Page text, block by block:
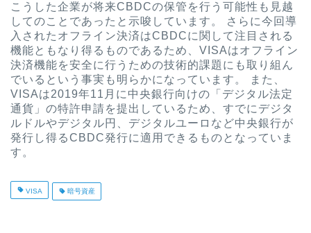
こうした企業が将来CBDCの保管を行う可能性も見越
してのことであったと示唆しています。 さらに今回導
入されたオフライン決済はCBDCに関して注目される
機能ともなり得るものであるため、VISAはオフライン
決済機能を安全に行うための技術的課題にも取り組ん
でいるという事実も明らかになっています。 また、
VISAは2019年11月に中央銀行向けの「デジタル法定
通貨」の特許申請を提出しているため、すでにデジタ
ルドルやデジタル円、デジタルユーロなど中央銀行が
発行し得るCBDC発行に適用できるものとなっていま
す。
VISA 暗号資産